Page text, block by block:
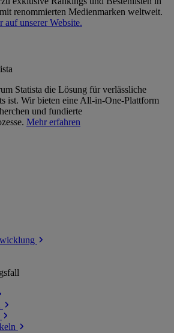
renommierten Medienmarken weltweit.
auf unserer Website.
Statista die Lösung für verlässliche
ist. Wir bieten eine All-in-One-Plattform
und fundierte
Mehr erfahren